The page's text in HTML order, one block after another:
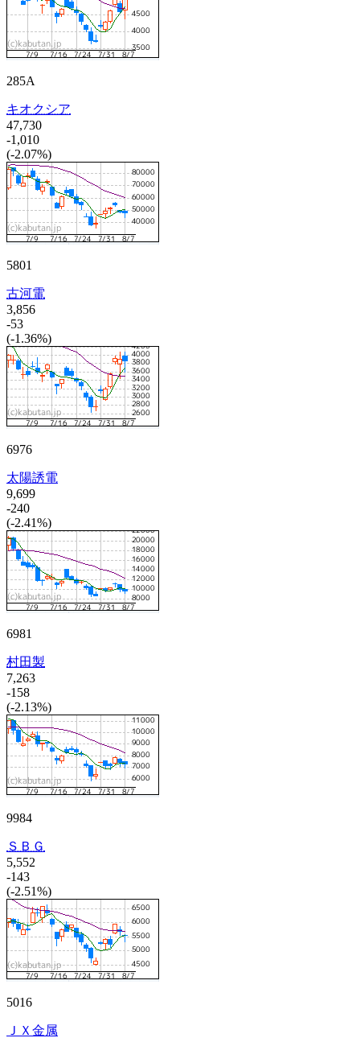
285A
キオクシア
47,730
-1,010
(-2.07%)
5801
古河電
3,856
-53
(-1.36%)
6976
太陽誘電
9,699
-240
(-2.41%)
6981
村田製
7,263
-158
(-2.13%)
9984
ＳＢＧ
5,552
-143
(-2.51%)
5016
ＪＸ金属